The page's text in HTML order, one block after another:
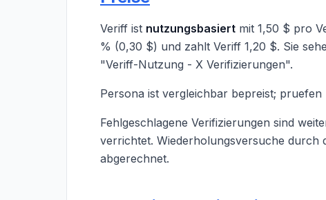
Veriff ist nutzungsbasiert mit 1,50 $ pro
% (0,30 $) und zahlt Veriff 1,20 $. Sie
"Veriff-Nutzung - X Verifizierungen".
Persona ist vergleichbar bepreist;
Fehlgeschlagene Verifizierungen sind
verrichtet. Wiederholungsversuche durch
abgerechnet.